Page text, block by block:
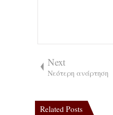
Next
Νεότερη ανάρτηση
Related Posts